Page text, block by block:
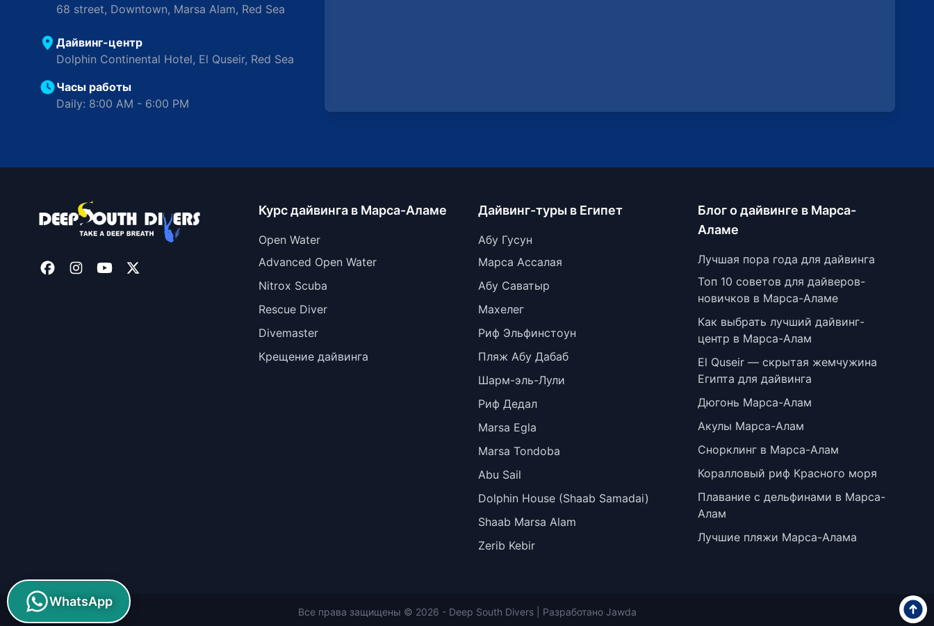
68 street, Downtown, Marsa Alam, Red Sea
Дайвинг-центр
Dolphin Continental Hotel, El Quseir, Red Sea
Часы работы
Daily: 8:00 AM - 6:00 PM
Курс дайвинга в Марса-Аламе
Open Water
Advanced Open Water
Nitrox Scuba
Rescue Diver
Divemaster
Крещение дайвинга
Дайвинг-туры в Египет
Абу Гусун
Марса Ассалая
Абу Саватыр
Махелег
Риф Эльфинстоун
Пляж Абу Дабаб
Шарм-эль-Лули
Риф Дедал
Marsa Egla
Marsa Tondoba
Abu Sail
Dolphin House (Shaab Samadai)
Shaab Marsa Alam
Zerib Kebir
Блог о дайвинге в Марса-
Аламе
Лучшая пора года для дайвинга
Топ 10 советов для дайверов-
новичков в Марса-Аламе
Как выбрать лучший дайвинг-
центр в Марса-Алам
El Quseir — скрытая жемчужина
Египта для дайвинга
Дюгонь Марса-Алам
Акулы Марса-Алам
Снорклинг в Марса-Алам
Коралловый риф Красного моря
Плавание с дельфинами в Марса-
Алам
Лучшие пляжи Марса-Алама
Все права защищены © 2026 - Deep South Divers| Разработано Jawda
WhatsApp